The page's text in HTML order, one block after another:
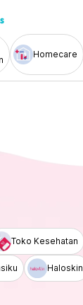
Homecare
Toko Kesehatan
Haloskin